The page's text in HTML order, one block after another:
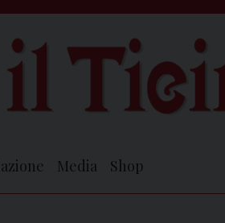
Media Shop